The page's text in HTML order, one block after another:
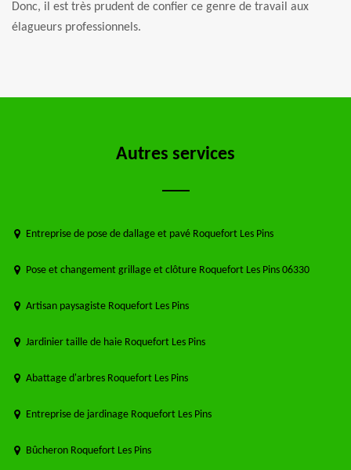
Donc, il est très prudent de confier ce genre de travail aux
élagueurs professionnels.
Autres services
Entreprise de pose de dallage et pavé Roquefort Les Pins
Pose et changement grillage et clôture Roquefort Les Pins 06330
Artisan paysagiste Roquefort Les Pins
Jardinier taille de haie Roquefort Les Pins
Abattage d'arbres Roquefort Les Pins
Entreprise de jardinage Roquefort Les Pins
Bûcheron Roquefort Les Pins